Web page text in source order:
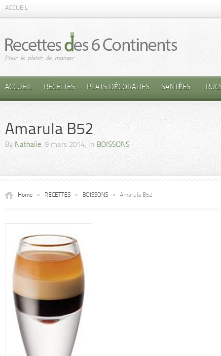
ACCUEIL
ACCUEIL RECETTES PLATS DÉCORATIFS SANTÉES
Amarula B52
By Nathalie, 9 mars 2014, In BOISSONS
Home » RECETTES » BOISSONS » Amarula B52